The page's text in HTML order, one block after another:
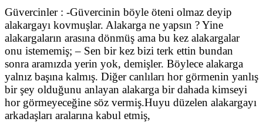
Güvercinler : -Güvercinin böyle öteni olmaz deyip
alakargayı kovmuşlar. Alakarga ne yapsın ? Yine
alakargaların arasına dönmüş ama bu kez alakargalar
onu istememiş; – Sen bir kez bizi terk ettin bundan
sonra aramızda yerin yok, demişler. Böylece alakarga
yalnız başına kalmış. Diğer canlıları hor görmenin yanlış
bir şey olduğunu anlayan alakarga bir dahada kimseyi
hor görmeyeceğine söz vermiş.Huyu düzelen alakargayı
arkadaşları aralarına kabul etmiş,